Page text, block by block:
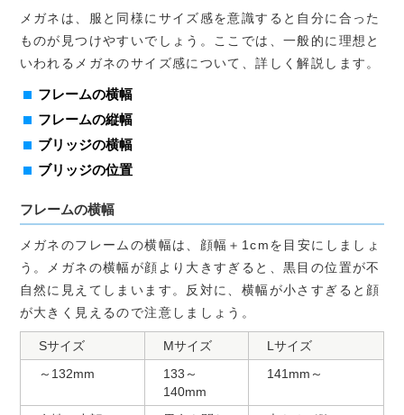
メガネは、服と同様にサイズ感を意識すると自分に合った
ものが見つけやすいでしょう。ここでは、一般的に理想と
いわれるメガネのサイズ感について、詳しく解説します。
フレームの横幅
フレームの縦幅
ブリッジの横幅
ブリッジの位置
フレームの横幅
メガネのフレームの横幅は、顔幅＋1cmを目安にしましょ
う。メガネの横幅が顔より大きすぎると、黒目の位置が不
自然に見えてしまいます。反対に、横幅が小さすぎると顔
が大きく見えるので注意しましょう。
Sサイズ Mサイズ
Lサイズ
～132mm
133～
140mm
141mm～